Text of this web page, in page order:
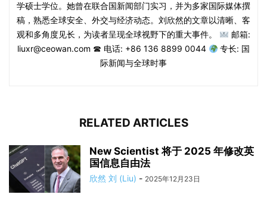
学硕士学位。她曾在联合国新闻部门实习，并为多家国际媒体撰
稿，熟悉全球安全、外交与经济动态。刘欣然的文章以清晰、客
观和多角度见长，为读者呈现全球视野下的重大事件。
邮箱:
liuxr@ceowan.com ☎ 电话: +86 136 8899 0044
专长: 国
际新闻与全球时事
RELATED ARTICLES
New Scientist 将于 2025 年修改英
国信息自由法
欣然 刘 (Liu) - 2025年12月23日